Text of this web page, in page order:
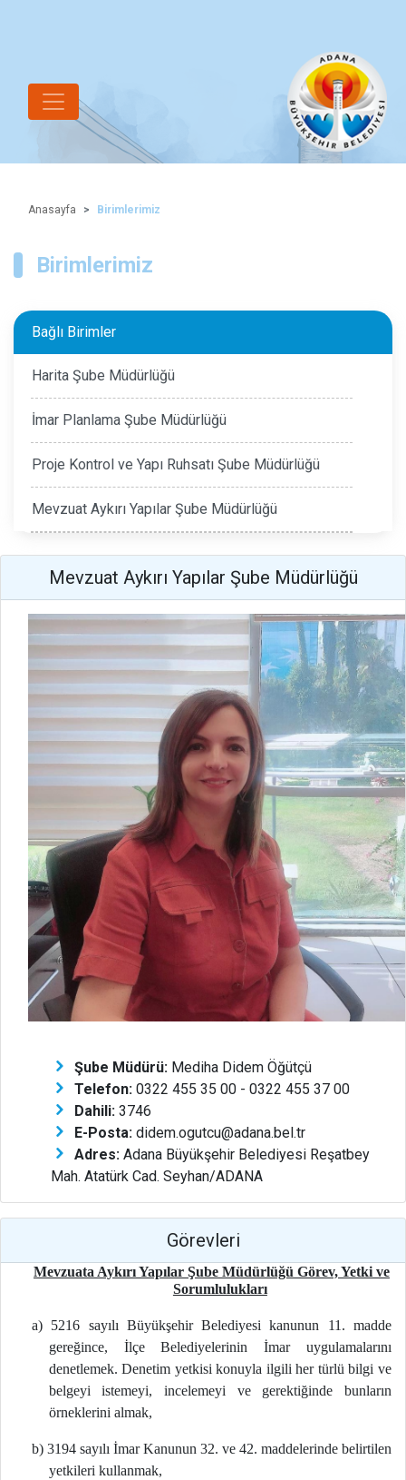
Anasayfa Birimlerimiz
Birimlerimiz
Bağlı Birimler
Harita Şube Müdürlüğü
İmar Planlama Şube Müdürlüğü
Proje Kontrol ve Yapı Ruhsatı Şube Müdürlüğü
Mevzuat Aykırı Yapılar Şube Müdürlüğü
Mevzuat Aykırı Yapılar Şube Müdürlüğü
Şube Müdürü: Mediha Didem Öğütçü
Telefon: 0322 455 35 00 - 0322 455 37 00
Dahili: 3746
E-Posta: didem.ogutcu@adana.bel.tr
Adres: Adana Büyükşehir Belediyesi Reşatbey
Mah. Atatürk Cad. Seyhan/ADANA
Görevleri
Mevzuata Aykırı Yapılar Şube Müdürlüğü Görev, Yetki ve
Sorumlulukları
a) 5216 sayılı Büyükşehir Belediyesi kanunun 11. madde
gereğince, İlçe Belediyelerinin İmar uygulamalarını
denetlemek. Denetim yetkisi konuyla ilgili her türlü bilgi ve
belgeyi istemeyi, incelemeyi ve gerektiğinde bunların
örneklerini almak,
b) 3194 sayılı İmar Kanunun 32. ve 42. maddelerinde belirtilen
yetkileri kullanmak,